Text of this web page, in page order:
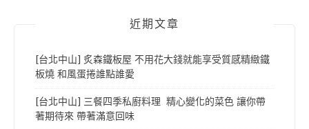
近期文章
[台北中山] 炙森鐵板屋 不用花大錢就能享受質感精緻鐵
板燒 和風蛋捲誰點誰愛
[台北中山] 三餐四季私廚料理 精心變化的菜色 讓你帶
著期待來 帶著滿意回味